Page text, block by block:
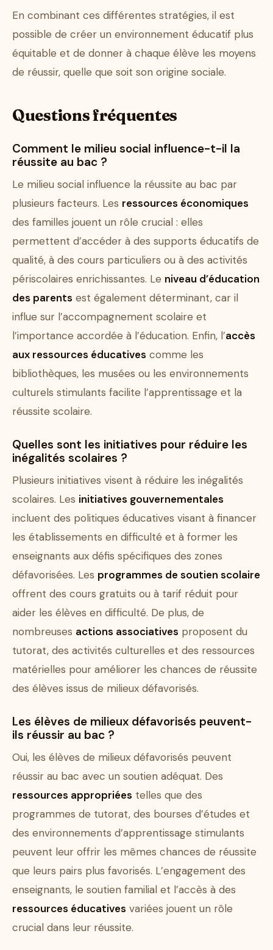
En combinant ces différentes stratégies, il est
possible de créer un environnement éducatif plus
équitable et de donner à chaque élève les moyens
de réussir, quelle que soit son origine sociale.
Questions fréquentes
Comment le milieu social influence-t-il la
réussite au bac ?
Le milieu social influence la réussite au bac par
plusieurs facteurs. Les ressources économiques
des familles jouent un rôle crucial : elles
permettent d’accéder à des supports éducatifs de
qualité, à des cours particuliers ou à des activités
périscolaires enrichissantes. Le niveau d’éducation
des parents est également déterminant, car il
influe sur l’accompagnement scolaire et
l’importance accordée à l’éducation. Enfin, l’accès
aux ressources éducatives comme les
bibliothèques, les musées ou les environnements
culturels stimulants facilite l’apprentissage et la
réussite scolaire.
Quelles sont les initiatives pour réduire les
inégalités scolaires ?
Plusieurs initiatives visent à réduire les inégalités
scolaires. Les initiatives gouvernementales
incluent des politiques éducatives visant à financer
les établissements en difficulté et à former les
enseignants aux défis spécifiques des zones
défavorisées. Les programmes de soutien scolaire
offrent des cours gratuits ou à tarif réduit pour
aider les élèves en difficulté. De plus, de
nombreuses actions associatives proposent du
tutorat, des activités culturelles et des ressources
matérielles pour améliorer les chances de réussite
des élèves issus de milieux défavorisés.
Les élèves de milieux défavorisés peuvent-
ils réussir au bac ?
Oui, les élèves de milieux défavorisés peuvent
réussir au bac avec un soutien adéquat. Des
ressources appropriées telles que des
programmes de tutorat, des bourses d’études et
des environnements d’apprentissage stimulants
peuvent leur offrir les mêmes chances de réussite
que leurs pairs plus favorisés. L’engagement des
enseignants, le soutien familial et l’accès à des
ressources éducatives variées jouent un rôle
crucial dans leur réussite.